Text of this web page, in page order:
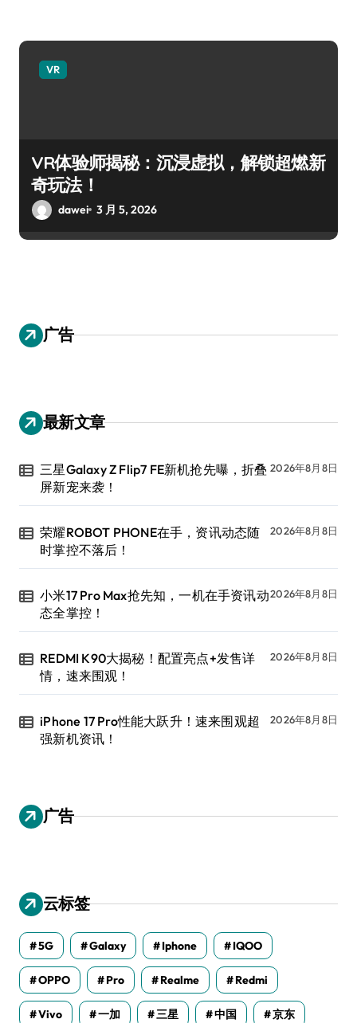
VR
VR体验师揭秘：沉浸虚拟，解锁超燃新
奇玩法！
dawei 3 月 5, 2026
广告
最新文章
三星Galaxy Z Flip7 FE新机抢先曝，折叠
屏新宠来袭！
2026年8月8日
荣耀ROBOT PHONE在手，资讯动态随
时掌控不落后！
2026年8月8日
小米17 Pro Max抢先知，一机在手资讯动
态全掌控！
2026年8月8日
REDMI K90大揭秘！配置亮点+发售详
情，速来围观！
2026年8月8日
iPhone 17 Pro性能大跃升！速来围观超
强新机资讯！
2026年8月8日
广告
云标签
5G Galaxy Iphone IQOO
OPPO Pro Realme Redmi
Vivo 一加 三星 中国 京东